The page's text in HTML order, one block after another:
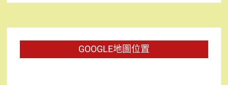
關
GOOGLE地圖位置